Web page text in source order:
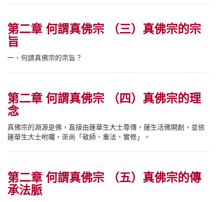
第二章 何謂真佛宗 （三）真佛宗的宗
旨
一、何謂真佛宗的宗旨？
第二章 何謂真佛宗 （四）真佛宗的理
念
真佛宗的淵源是佛，直接由蓮華生大士尊傳，蓮生活佛開創，並依
蓮華生大士咐囑，崇尚「敬師、重法、實修」。
第二章 何謂真佛宗 （五）真佛宗的傳
承法脈